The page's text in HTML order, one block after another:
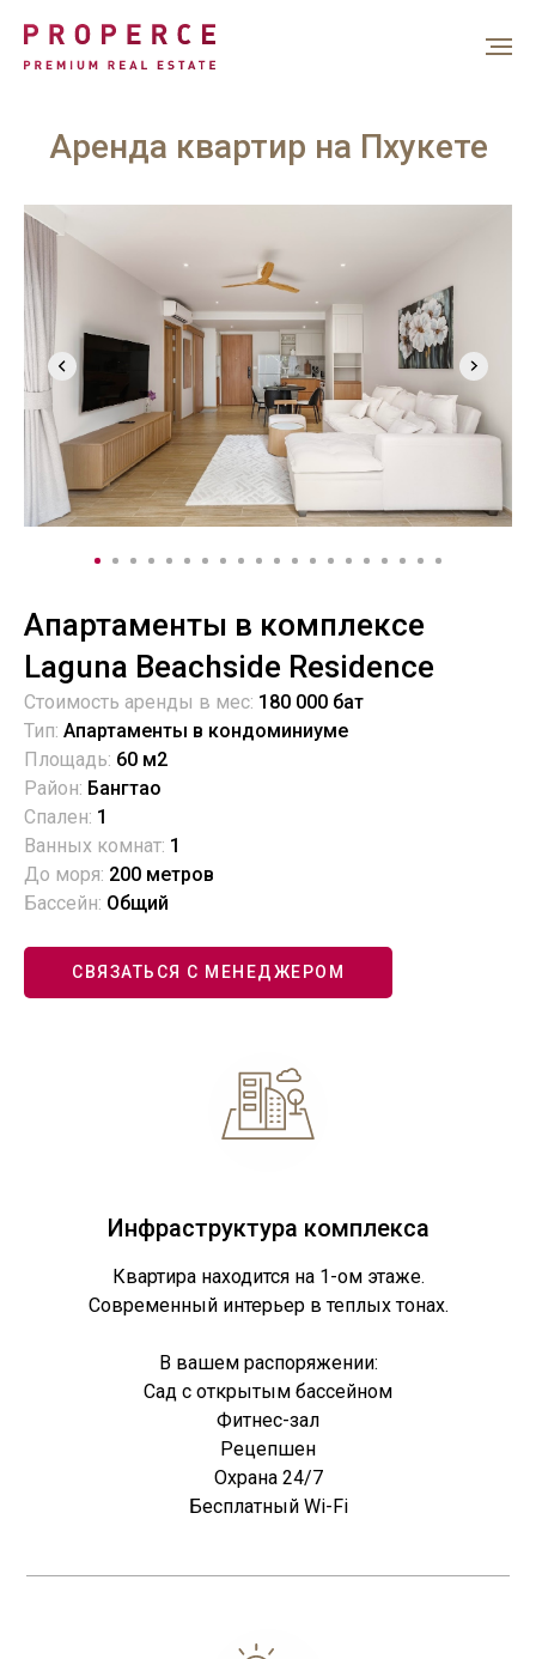
Аренда квартир на Пхукете
Апартаменты в комплексе
Laguna Beachside Residence
Стоимость аренды в мес: 180 000 бат
Тип: Апартаменты в кондоминиуме
Площадь: 60 м2
Район: Бангтао
Спален: 1
Ванных комнат: 1
До моря: 200 метров
Бассейн: Общий
СВЯЗАТЬСЯ С МЕНЕДЖЕРОМ
Инфраструктура комплекса
Квартира находится на 1-ом этаже.
Современный интерьер в теплых тонах.
В вашем распоряжении:
Сад с открытым бассейном
Фитнес-зал
Рецепшен
Охрана 24/7
Бесплатный Wi-Fi